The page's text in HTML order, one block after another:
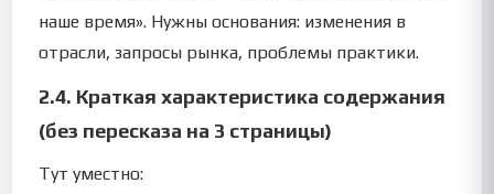
наше время». Нужны основания: изменения в
отрасли, запросы рынка, проблемы практики.
2.4. Краткая характеристика содержания
(без пересказа на 3 страницы)
Тут уместно: